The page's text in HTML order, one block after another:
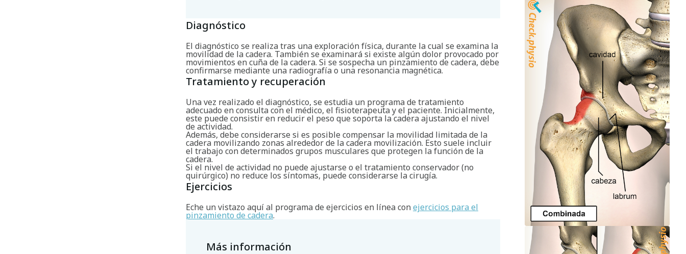
Diagnóstico
El diagnóstico se realiza tras una exploración física, durante la cual se examina la
movilidad de la cadera. También se examinará si existe algún dolor provocado por
movimientos en cuña de la cadera. Si se sospecha un pinzamiento de cadera, debe
confirmarse mediante una radiografía o una resonancia magnética.
Tratamiento y recuperación
Una vez realizado el diagnóstico, se estudia un programa de tratamiento
adecuado en consulta con el médico, el fisioterapeuta y el paciente. Inicialmente,
este puede consistir en reducir el peso que soporta la cadera ajustando el nivel
de actividad.
Además, debe considerarse si es posible compensar la movilidad limitada de la
cadera movilizando zonas alrededor de la cadera movilización. Esto suele incluir
el trabajo con determinados grupos musculares que protegen la función de la
cadera.
Si el nivel de actividad no puede ajustarse o el tratamiento conservador (no
quirúrgico) no reduce los síntomas, puede considerarse la cirugía.
Ejercicios
Eche un vistazo aquí al programa de ejercicios en línea con ejercicios para el
pinzamiento de cadera.
Más información